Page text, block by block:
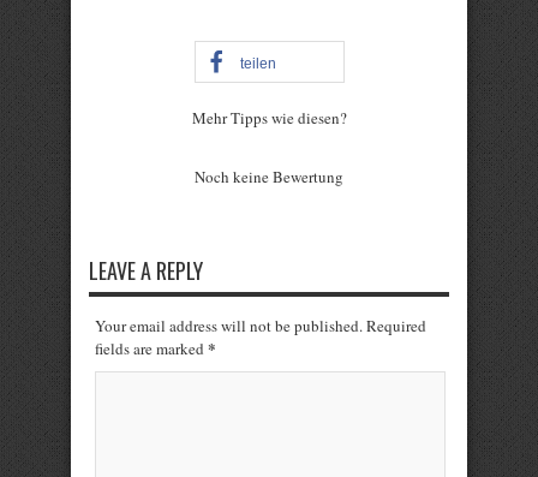
teilen
Mehr Tipps wie diesen?
Noch keine Bewertung
LEAVE A REPLY
Your email address will not be published. Required
fields are marked *